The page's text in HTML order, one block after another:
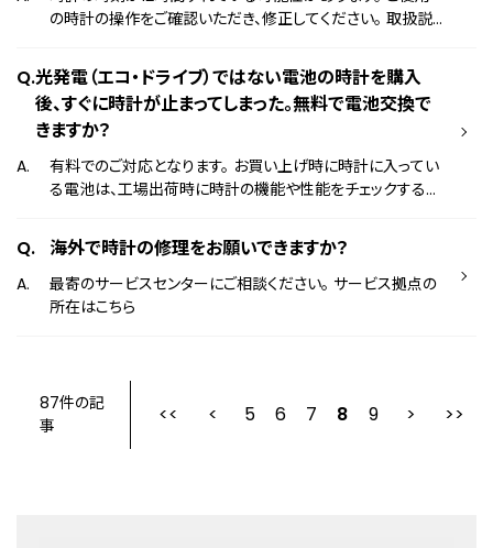
の時計の操作をご確認いただき、修正してください。 取扱説
光発電（エコ・ドライブ）ではない電池の時計を購入
後、すぐに時計が止まってしまった。無料で電池交換で
きますか？
有料でのご対応となります。 お買い上げ時に時計に入ってい
る電池は、工場出荷時に時計の機能や性能をチェックする為
なるまでの間に電池が消耗しており、仕様の電池寿命よりも
早く時計が止まってしまう場合がございます。
海外で時計の修理をお願いできますか？
最寄のサービスセンターにご相談ください。 サービス拠点の
所在はこちら
87件の記
事
最初 前
5 6 7 8 9